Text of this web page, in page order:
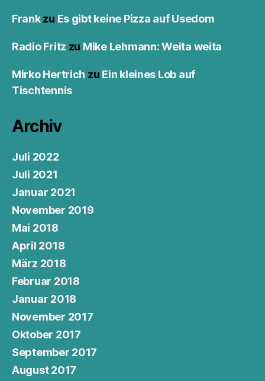
Frankzu Es gibt keine Pizza auf Usedom
Radio Fritz zu Mike Lehmann: Weita weita
Mirko Hertrich zu Ein kleines Lob auf
Tischtennis
Archiv
Juli 2022
Juli 2021
Januar 2021
November 2019
Mai 2018
April 2018
März 2018
Februar 2018
Januar 2018
November 2017
Oktober 2017
September 2017
August 2017